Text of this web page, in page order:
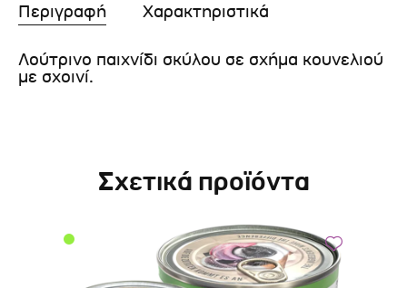
Περιγραφή Χαρακτηριστικά
Λούτρινο παιχνίδι σκύλου σε σχήμα κουνελιού
με σχοινί.
Σχετικά προϊόντα